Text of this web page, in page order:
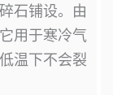
石铺设。由
用于寒冷气
温下不会裂